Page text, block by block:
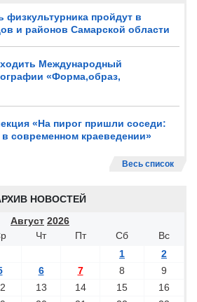
физкультурника пройдут в
и районов Самарской области
Международный
«Форма,образ,
«На пирог пришли соседи:
современном краеведении»
Весь список
НОВОСТЕЙ
Август 2026
Чт Пт Сб
Вс
1
2
6 7 8
9
13 14 15
16